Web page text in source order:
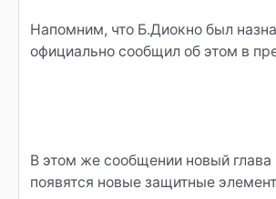
Напомним, что Б.Диокно был
официально сообщил об этом в
В этом же сообщении новый глава
появятся новые защитные